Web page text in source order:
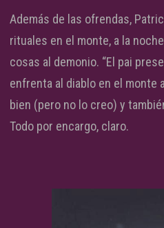
Además de las ofrendas,
rituales en el monte, a la
cosas al demonio. “El pai
enfrenta al diablo en el monte
bien (pero no lo creo) y
Todo por encargo, claro.